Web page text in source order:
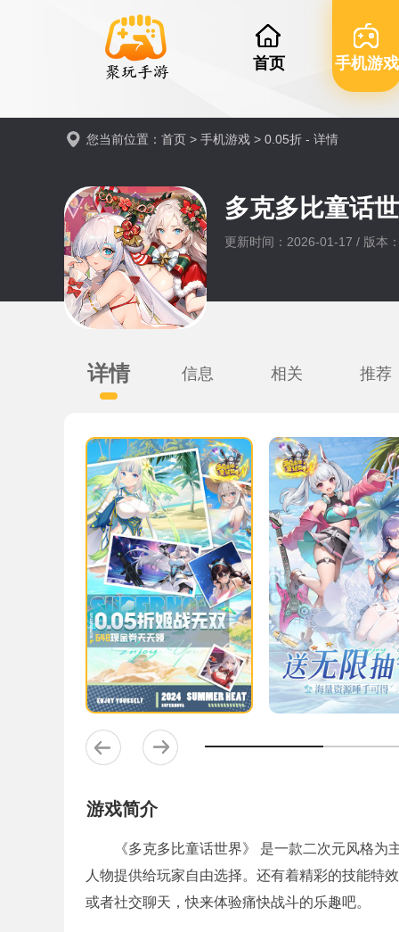
首页 手机游戏
您当前位置： 首页 > 手机游戏 > 0.05折 - 详情
多克多比童话
更新时间：2026-01-17 / 版本
详情 信息 相关 推荐
游戏简介
《多克多比童话世界》 是一款二次元风格
人物提供给玩家自由选择。还有着精彩的技能特
或者社交聊天，快来体验痛快战斗的乐趣吧。